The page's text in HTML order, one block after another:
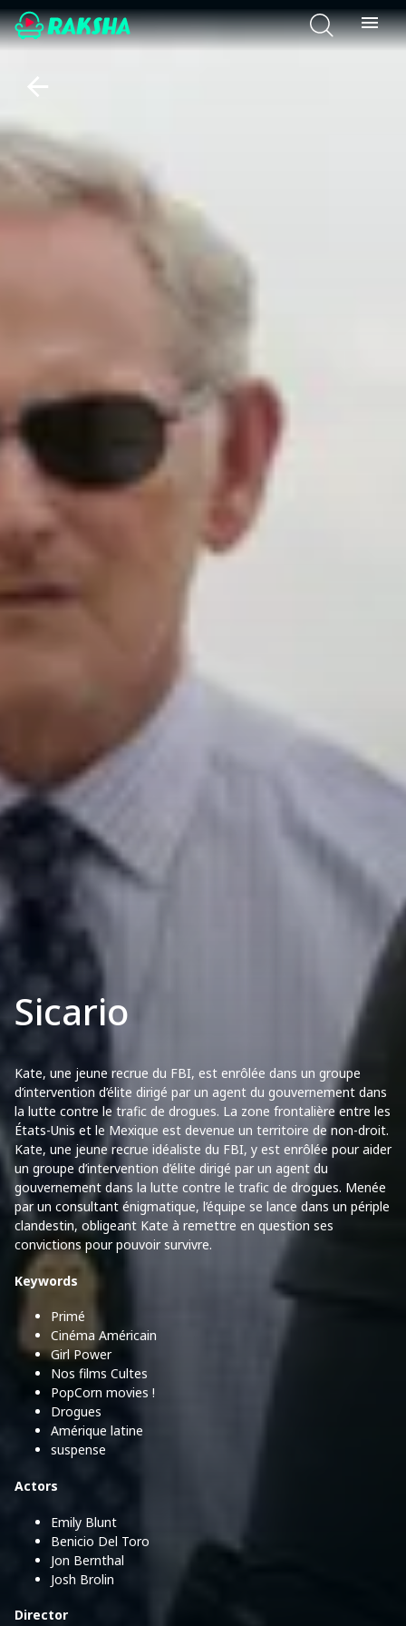
Sicario
Kate, une jeune recrue du FBI, est enrôlée dans un groupe
d’intervention d’élite dirigé par un agent du gouvernement dans
la lutte contre le trafic de drogues. La zone frontalière entre les
États-Unis et le Mexique est devenue un territoire de non-droit.
Kate, une jeune recrue idéaliste du FBI, y est enrôlée pour aider
un groupe d’intervention d’élite dirigé par un agent du
gouvernement dans la lutte contre le trafic de drogues. Menée
par un consultant énigmatique, l’équipe se lance dans un périple
clandestin, obligeant Kate à remettre en question ses
convictions pour pouvoir survivre.
Keywords
Primé
Cinéma Américain
Girl Power
Nos films Cultes
PopCorn movies !
Drogues
Amérique latine
suspense
Actors
Emily Blunt
Benicio Del Toro
Jon Bernthal
Josh Brolin
Director